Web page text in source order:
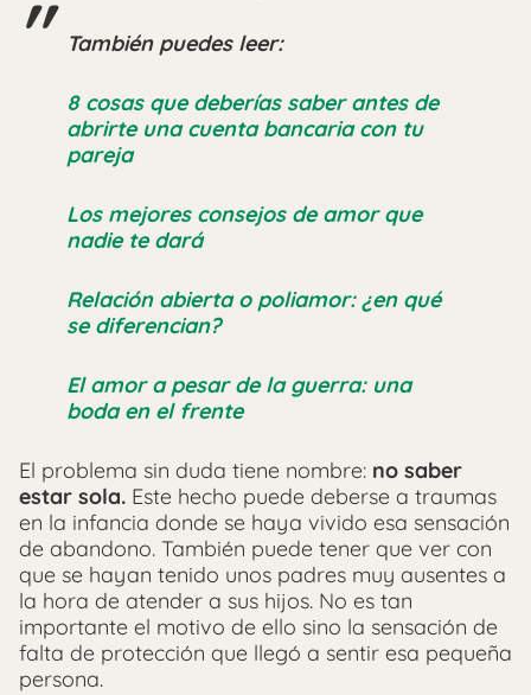
También puedes leer:
8 cosas que deberías saber antes de
abrirte una cuenta bancaria con tu
pareja
Los mejores consejos de amor que
nadie te dará
Relación abierta o poliamor: ¿en qué
se diferencian?
El amor a pesar de la guerra: una
boda en el frente
El problema sin duda tiene nombre: no saber
estar sola. Este hecho puede deberse a traumas
en la infancia donde se haya vivido esa sensación
de abandono. También puede tener que ver con
que se hayan tenido unos padres muy ausentes a
la hora de atender a sus hijos. No es tan
importante el motivo de ello sino la sensación de
falta de protección que llegó a sentir esa pequeña
persona.